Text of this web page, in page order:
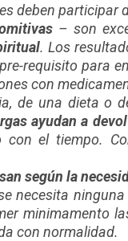
deben participar
– son
. Los
requisito para
con
de una dieta o
ayudan a
el tiempo.
según la
necesita ninguna
minimamento
con normalidad.